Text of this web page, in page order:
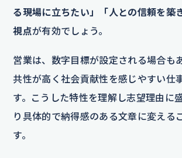
る現場に立ちたい」「人との信頼を築
視点が有効でしょう。
営業は、数字目標が設定される場合も
共性が高く社会貢献性を感じやすい仕
す。こうした特性を理解し志望理由に
り具体的で納得感のある文章に変える
す。